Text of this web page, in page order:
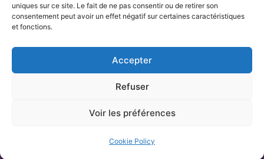
uniques sur ce site. Le fait de ne pas consentir ou de retirer son
consentement peut avoir un effet négatif sur certaines caractéristiques
et fonctions.
Accepter
Refuser
Voir les préférences
Cookie Policy